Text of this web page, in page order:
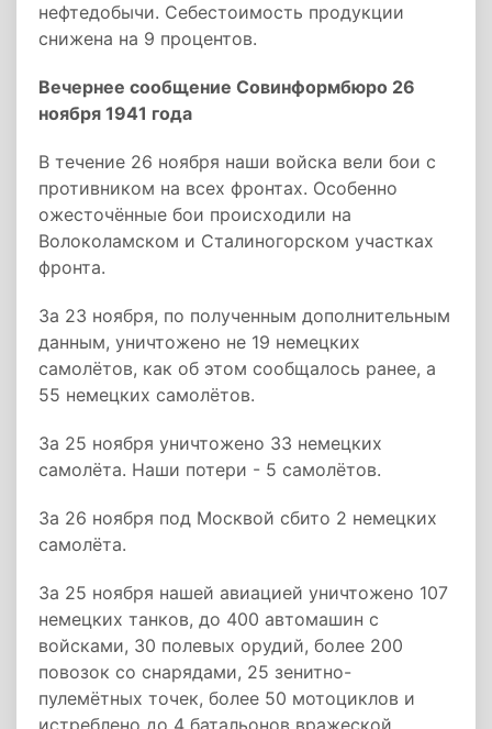
нефтедобычи. Себестоимость продукции
снижена на 9 процентов.
Вечернее сообщение Совинформбюро 26
ноября 1941 года
В течение 26 ноября наши войска вели бои с
противником на всех фронтах. Особенно
ожесточённые бои происходили на
Волоколамском и Сталиногорском участках
фронта.
За 23 ноября, по полученным дополнительным
данным, уничтожено не 19 немецких
самолётов, как об этом сообщалось ранее, а
55 немецких самолётов.
За 25 ноября уничтожено 33 немецких
самолёта. Наши потери - 5 самолётов.
За 26 ноября под Москвой сбито 2 немецких
самолёта.
За 25 ноября нашей авиацией уничтожено 107
немецких танков, до 400 автомашин с
войсками, 30 полевых орудий, более 200
повозок со снарядами, 25 зенитно-
пулемётных точек, более 50 мотоциклов и
истреблено до 4 батальонов вражеской